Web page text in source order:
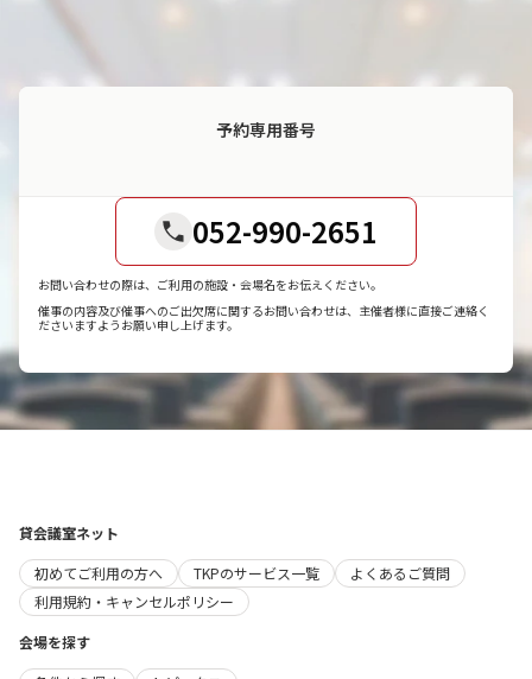
予約専用番号
052-990-2651
お問い合わせの際は、ご利用の施設・会場名をお伝えください。
催事の内容及び催事へのご出欠席に関するお問い合わせは、主催者様に直接ご連絡く
ださいますようお願い申し上げます。
貸会議室ネット
初めてご利用の方へ
TKPのサービス一覧
よくあるご質問
利用規約・キャンセルポリシー
会場を探す